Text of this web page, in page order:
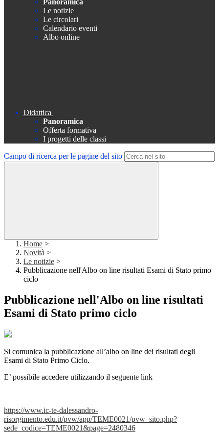
Panoramica
Le notizie
Le circolari
Calendario eventi
Albo online
Didattica
Panoramica
Offerta formativa
I progetti delle classi
Campo di ricerca per le pagine del sito
Home >
Novità >
Le notizie >
Pubblicazione nell'Albo on line risultati Esami di Stato primo
ciclo
Pubblicazione nell'Albo on line risultati
Esami di Stato primo ciclo
Si comunica la pubblicazione all’albo on line dei risultati degli
Esami di Stato Primo Ciclo.
E’ possibile accedere utilizzando il seguente link
https://www.ic-te-dalessandro-
risorgimento.edu.it/pvw/app/TEME0021/pvw_sito.php?
sede_codice=TEME0021&page=2480346